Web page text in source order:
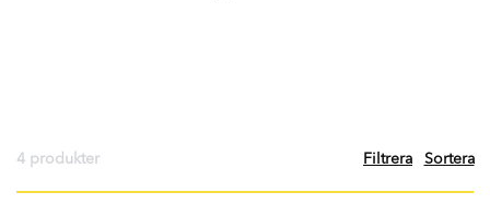
4 produkter Filtrera Sortera